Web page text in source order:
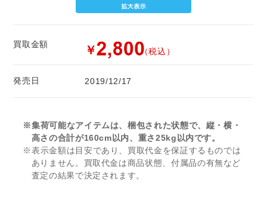
買取金額 ￥ （税込）
発売日 2019/12/17
※集荷可能なアイテムは、梱包された状態で、縦・横・
高さの合計が160cm以内、重さ25kg以内です。
※表示金額は目安であり、買取代金を保証するものでは
ありません。買取代金は商品状態、付属品の有無など
査定の結果で決定されます。